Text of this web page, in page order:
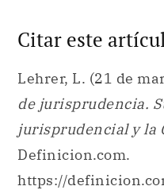
Citar este
Lehrer, L. (21 de
de jurisprudencia.
jurisprudencial y la
Definicion.com.
https://